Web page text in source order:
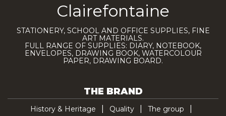
Clairefontaine
STATIONERY, SCHOOL AND OFFICE SUPPLIES, FINE
ART MATERIALS.
FULL RANGE OF SUPPLIES: DIARY, NOTEBOOK,
ENVELOPES, DRAWING BOOK, WATERCOLOUR
PAPER, DRAWING BOARD.
THE BRAND
History & Heritage Quality
The group